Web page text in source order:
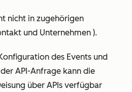
nicht in zugehörigen
und Unternehmen ).
des Events und
API-Anfrage kann die
über APIs verfügbar